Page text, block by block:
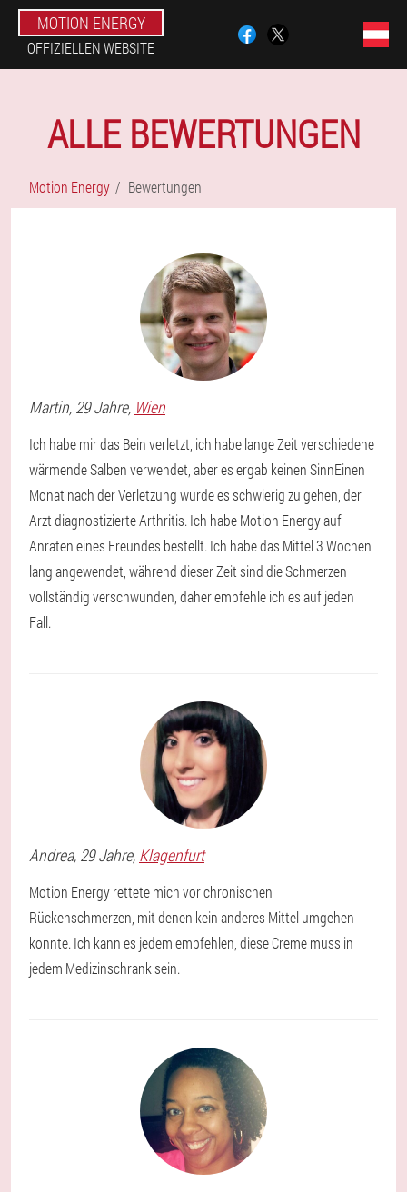
MOTION ENERGY
OFFIZIELLEN WEBSITE
ALLE BEWERTUNGEN
Motion Energy Bewertungen
Martin, 29 Jahre, Wien
Ich habe mir das Bein verletzt, ich habe lange Zeit verschiedene
wärmende Salben verwendet, aber es ergab keinen SinnEinen
Monat nach der Verletzung wurde es schwierig zu gehen, der
Arzt diagnostizierte Arthritis. Ich habe Motion Energy auf
Anraten eines Freundes bestellt. Ich habe das Mittel 3 Wochen
lang angewendet, während dieser Zeit sind die Schmerzen
vollständig verschwunden, daher empfehle ich es auf jeden
Fall.
Andrea, 29 Jahre, Klagenfurt
Motion Energy rettete mich vor chronischen
Rückenschmerzen, mit denen kein anderes Mittel umgehen
konnte. Ich kann es jedem empfehlen, diese Creme muss in
jedem Medizinschrank sein.